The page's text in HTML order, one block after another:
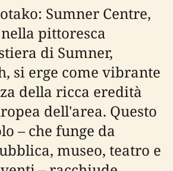
Sumner Centre,
pittoresca
di Sumner,
si erge come vibrante
della ricca eredità
dell'area. Questo
– che funge da
museo, teatro e